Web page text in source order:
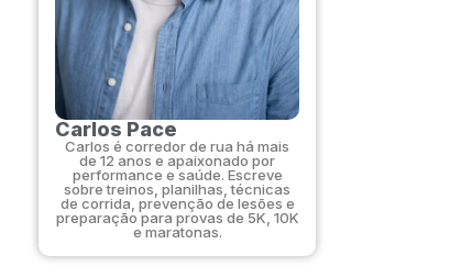
Carlos Pace
Carlos é corredor de rua há mais
de 12 anos e apaixonado por
performance e saúde. Escreve
sobre treinos, planilhas, técnicas
de corrida, prevenção de lesões e
preparação para provas de 5K, 10K
e maratonas.